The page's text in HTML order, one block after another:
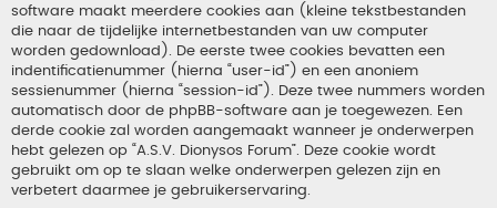
software maakt meerdere cookies aan (kleine tekstbestanden
die naar de tijdelijke internetbestanden van uw computer
worden gedownload). De eerste twee cookies bevatten een
indentificatienummer (hierna “user-id”) en een anoniem
sessienummer (hierna “session-id”). Deze twee nummers worden
automatisch door de phpBB-software aan je toegewezen. Een
derde cookie zal worden aangemaakt wanneer je onderwerpen
hebt gelezen op “A.S.V. Dionysos Forum”. Deze cookie wordt
gebruikt om op te slaan welke onderwerpen gelezen zijn en
verbetert daarmee je gebruikerservaring.